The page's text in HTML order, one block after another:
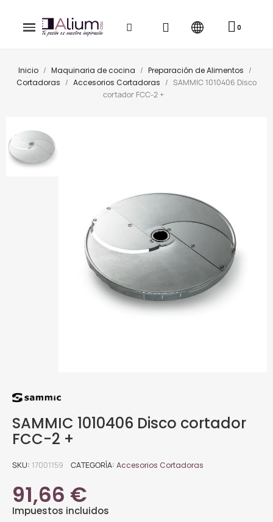
Inicio Maquinaria de cocina
Preparación de Alimentos
Cortadoras
Accesorios Cortadoras
SAMMIC 1010406 Disco
cortador FCC-2 +
SAMMIC 1010406 Disco cortador
FCC-2 +
SKU 17001159 CATEGORÍA Accesorios Cortadoras
91,66 €
Impuestos incluidos